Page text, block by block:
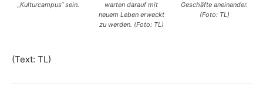
„Kulturcampus“ sein.
warten darauf mit
neuem Leben erweckt
zu werden. (Foto: TL)
Geschäfte aneinander.
(Foto: TL)
(Text: TL)